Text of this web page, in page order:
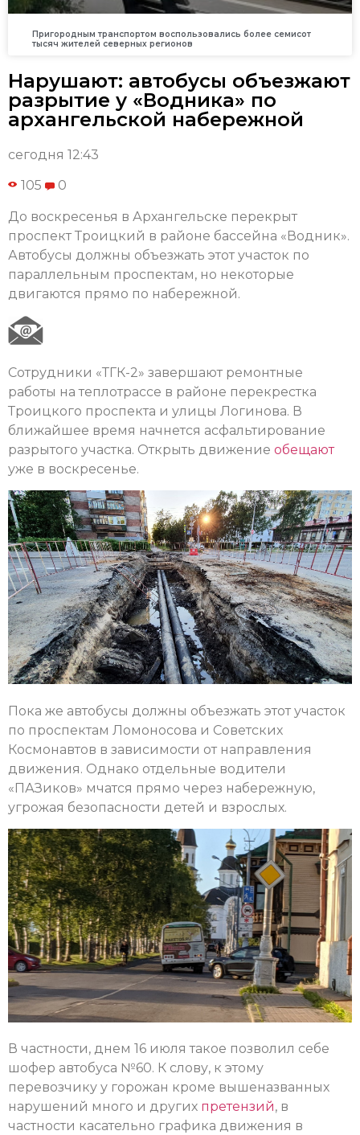
Пригородным транспортом воспользовались более семисот
тысяч жителей северных регионов
Нарушают: автобусы объезжают
разрытие у «Водника» по
архангельской набережной
сегодня 12:43
105 0
До воскресенья в Архангельске перекрыт
проспект Троицкий в районе бассейна «Водник».
Автобусы должны объезжать этот участок по
параллельным проспектам, но некоторые
двигаются прямо по набережной.
Сотрудники «ТГК-2» завершают ремонтные
работы на теплотрассе в районе перекрестка
Троицкого проспекта и улицы Логинова. В
ближайшее время начнется асфальтирование
разрытого участка. Открыть движение обещают
уже в воскресенье.
Пока же автобусы должны объезжать этот участок
по проспектам Ломоносова и Советских
Космонавтов в зависимости от направления
движения. Однако отдельные водители
«ПАЗиков» мчатся прямо через набережную,
угрожая безопасности детей и взрослых.
В частности, днем 16 июля такое позволил себе
шофер автобуса №60. К слову, к этому
перевозчику у горожан кроме вышеназванных
нарушений много и других претензий, в
частности касательно графика движения в